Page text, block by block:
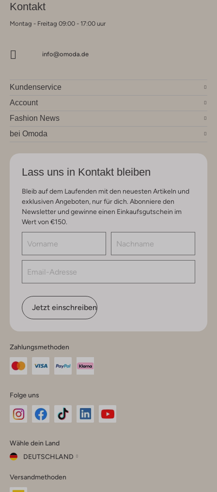
Kontakt
Montag - Freitag 09:00 - 17:00 uur
info@omoda.de
Kundenservice
Account
Fashion News
bei Omoda
Lass uns in Kontakt bleiben
Bleib auf dem Laufenden mit den neuesten Artikeln und
exklusiven Angeboten, nur für dich. Abonniere den
Newsletter und gewinne einen Einkaufsgutschein im
Wert von €150.
Jetzt einschreiben
Zahlungsmethoden
Folge uns
Instagram
Facebook
TikTok
Wähle dein Land
DEUTSCHLAND
dein
Land
Versandmethoden